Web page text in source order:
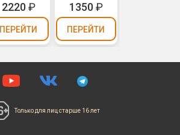
2220₽
ПЕРЕЙТИ
вертушек)
1350₽
ПЕРЕЙТИ
Только для лиц старше 16 лет